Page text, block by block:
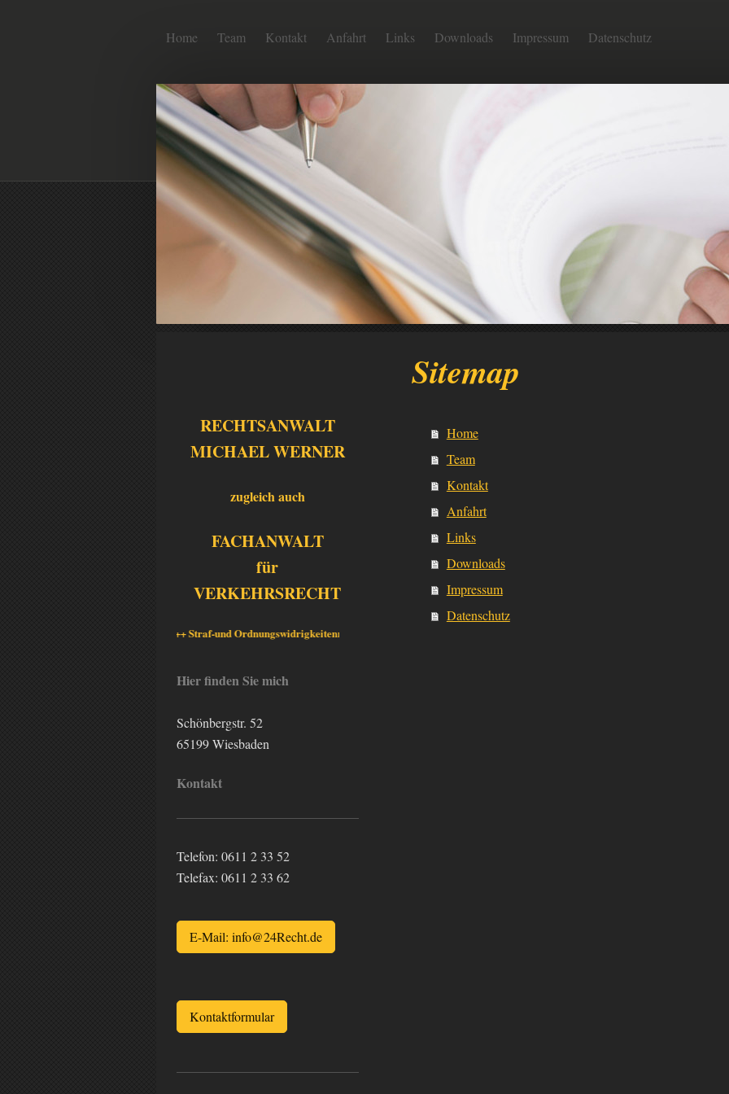
Home Team Kontakt Anfahrt Links Downloads Impressum Datenschutz
Sitemap
Home
Team
Kontakt
Anfahrt
Links
Downloads
Impressum
Datenschutz
RECHTSANWALT
MICHAEL WERNER
zugleich auch
FACHANWALT
für
VERKEHRSRECHT
+++ Schwerpunkte +++ Straf-und Ordnungswidrigkeitenrecht +++ WEG- und Mietrecht +++ Arbeitsrecht +++ Familienrecht +++ Verkehrsrecht
Hier finden Sie mich
Schönbergstr. 52
65199Wiesbaden
Kontakt
Telefon: 0611 2 33 52
Telefax: 0611 2 33 62
E-Mail: info@24Recht.de
Kontaktformular